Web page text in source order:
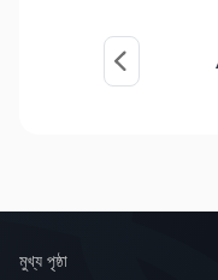
মুখ্য পৃষ্ঠা